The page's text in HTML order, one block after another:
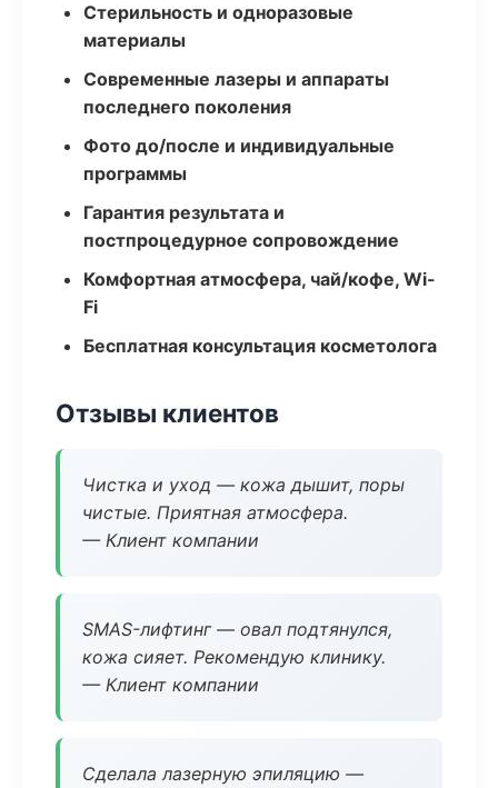
Стерильность и одноразовые
материалы
Современные лазеры и аппараты
последнего поколения
Фото до/после и индивидуальные
программы
Гарантия результата и
постпроцедурное сопровождение
Комфортная атмосфера, чай/кофе, Wi-
Fi
Бесплатная консультация косметолога
Отзывы клиентов
Чистка и уход — кожа дышит, поры
чистые. Приятная атмосфера.
— Клиент компании
SMAS-лифтинг — овал подтянулся,
кожа сияет. Рекомендую клинику.
— Клиент компании
Сделала лазерную эпиляцию —